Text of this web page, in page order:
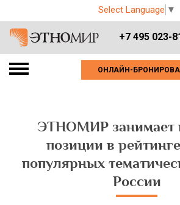
Select Language ▼
+7 495 023-
ОНЛАЙН-
ЭТНОМИР занимает
позиции в
популярных
России